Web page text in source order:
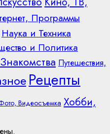
Программы
Наука и Техника
и Политика
Путешествия,
Рецепты
Видеосъемка Хобби,